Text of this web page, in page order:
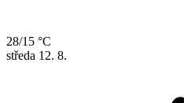
28/15 °C
středa 12. 8.